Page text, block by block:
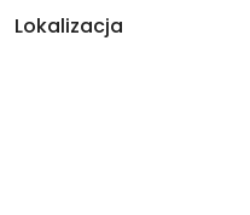
Lokalizacja